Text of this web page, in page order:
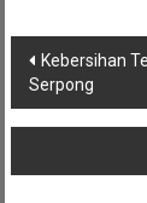
Navigasi
pos
Kebersihan
Serpong